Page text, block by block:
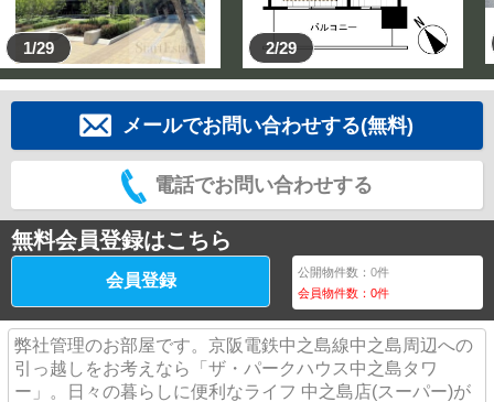
1/29 2/29
メールでお問い合わせする(無料)
電話でお問い合わせする
無料会員登録はこちら
会員登録 公開物件数：0件
会員物件数：0件
弊社管理のお部屋です。京阪電鉄中之島線中之島周辺への
引っ越しをお考えなら「ザ・パークハウス中之島タワ
ー」。日々の暮らしに便利なライフ 中之島店(スーパー)が